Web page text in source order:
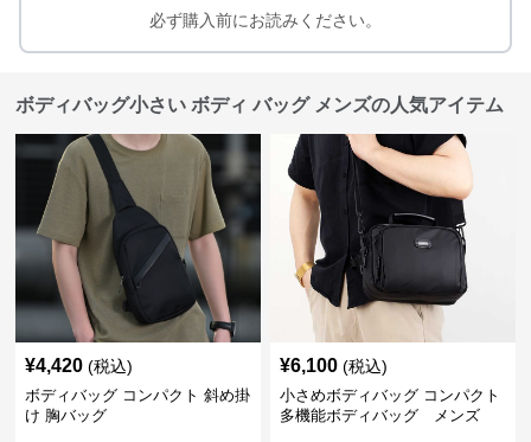
必ず購入前にお読みください。
ボディバッグ小さい ボディ バッグ メンズの人気アイテム
¥4,420 (税込)
ボディバッグ コンパクト 斜め掛
け 胸バッグ
¥6,100 (税込)
小さめボディバッグ コンパクト
多機能ボディバッグ メンズ